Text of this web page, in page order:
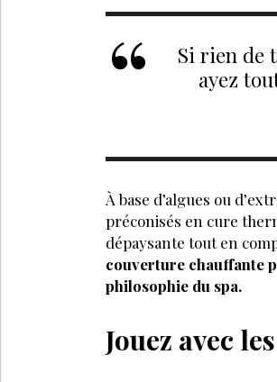
Si rien de
ayez
À base d’algues ou
préconisés en cure
dépaysante tout en
couverture chauffante
philosophie du spa.
Jouez avec